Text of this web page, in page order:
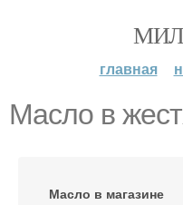
главная
Масло в
Масло в магазине